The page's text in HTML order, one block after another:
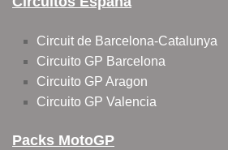
Circuit de Barcelona-Catalunya
Circuito GP Barcelona
Circuito GP Aragon
Circuito GP Valencia
Packs MotoGP